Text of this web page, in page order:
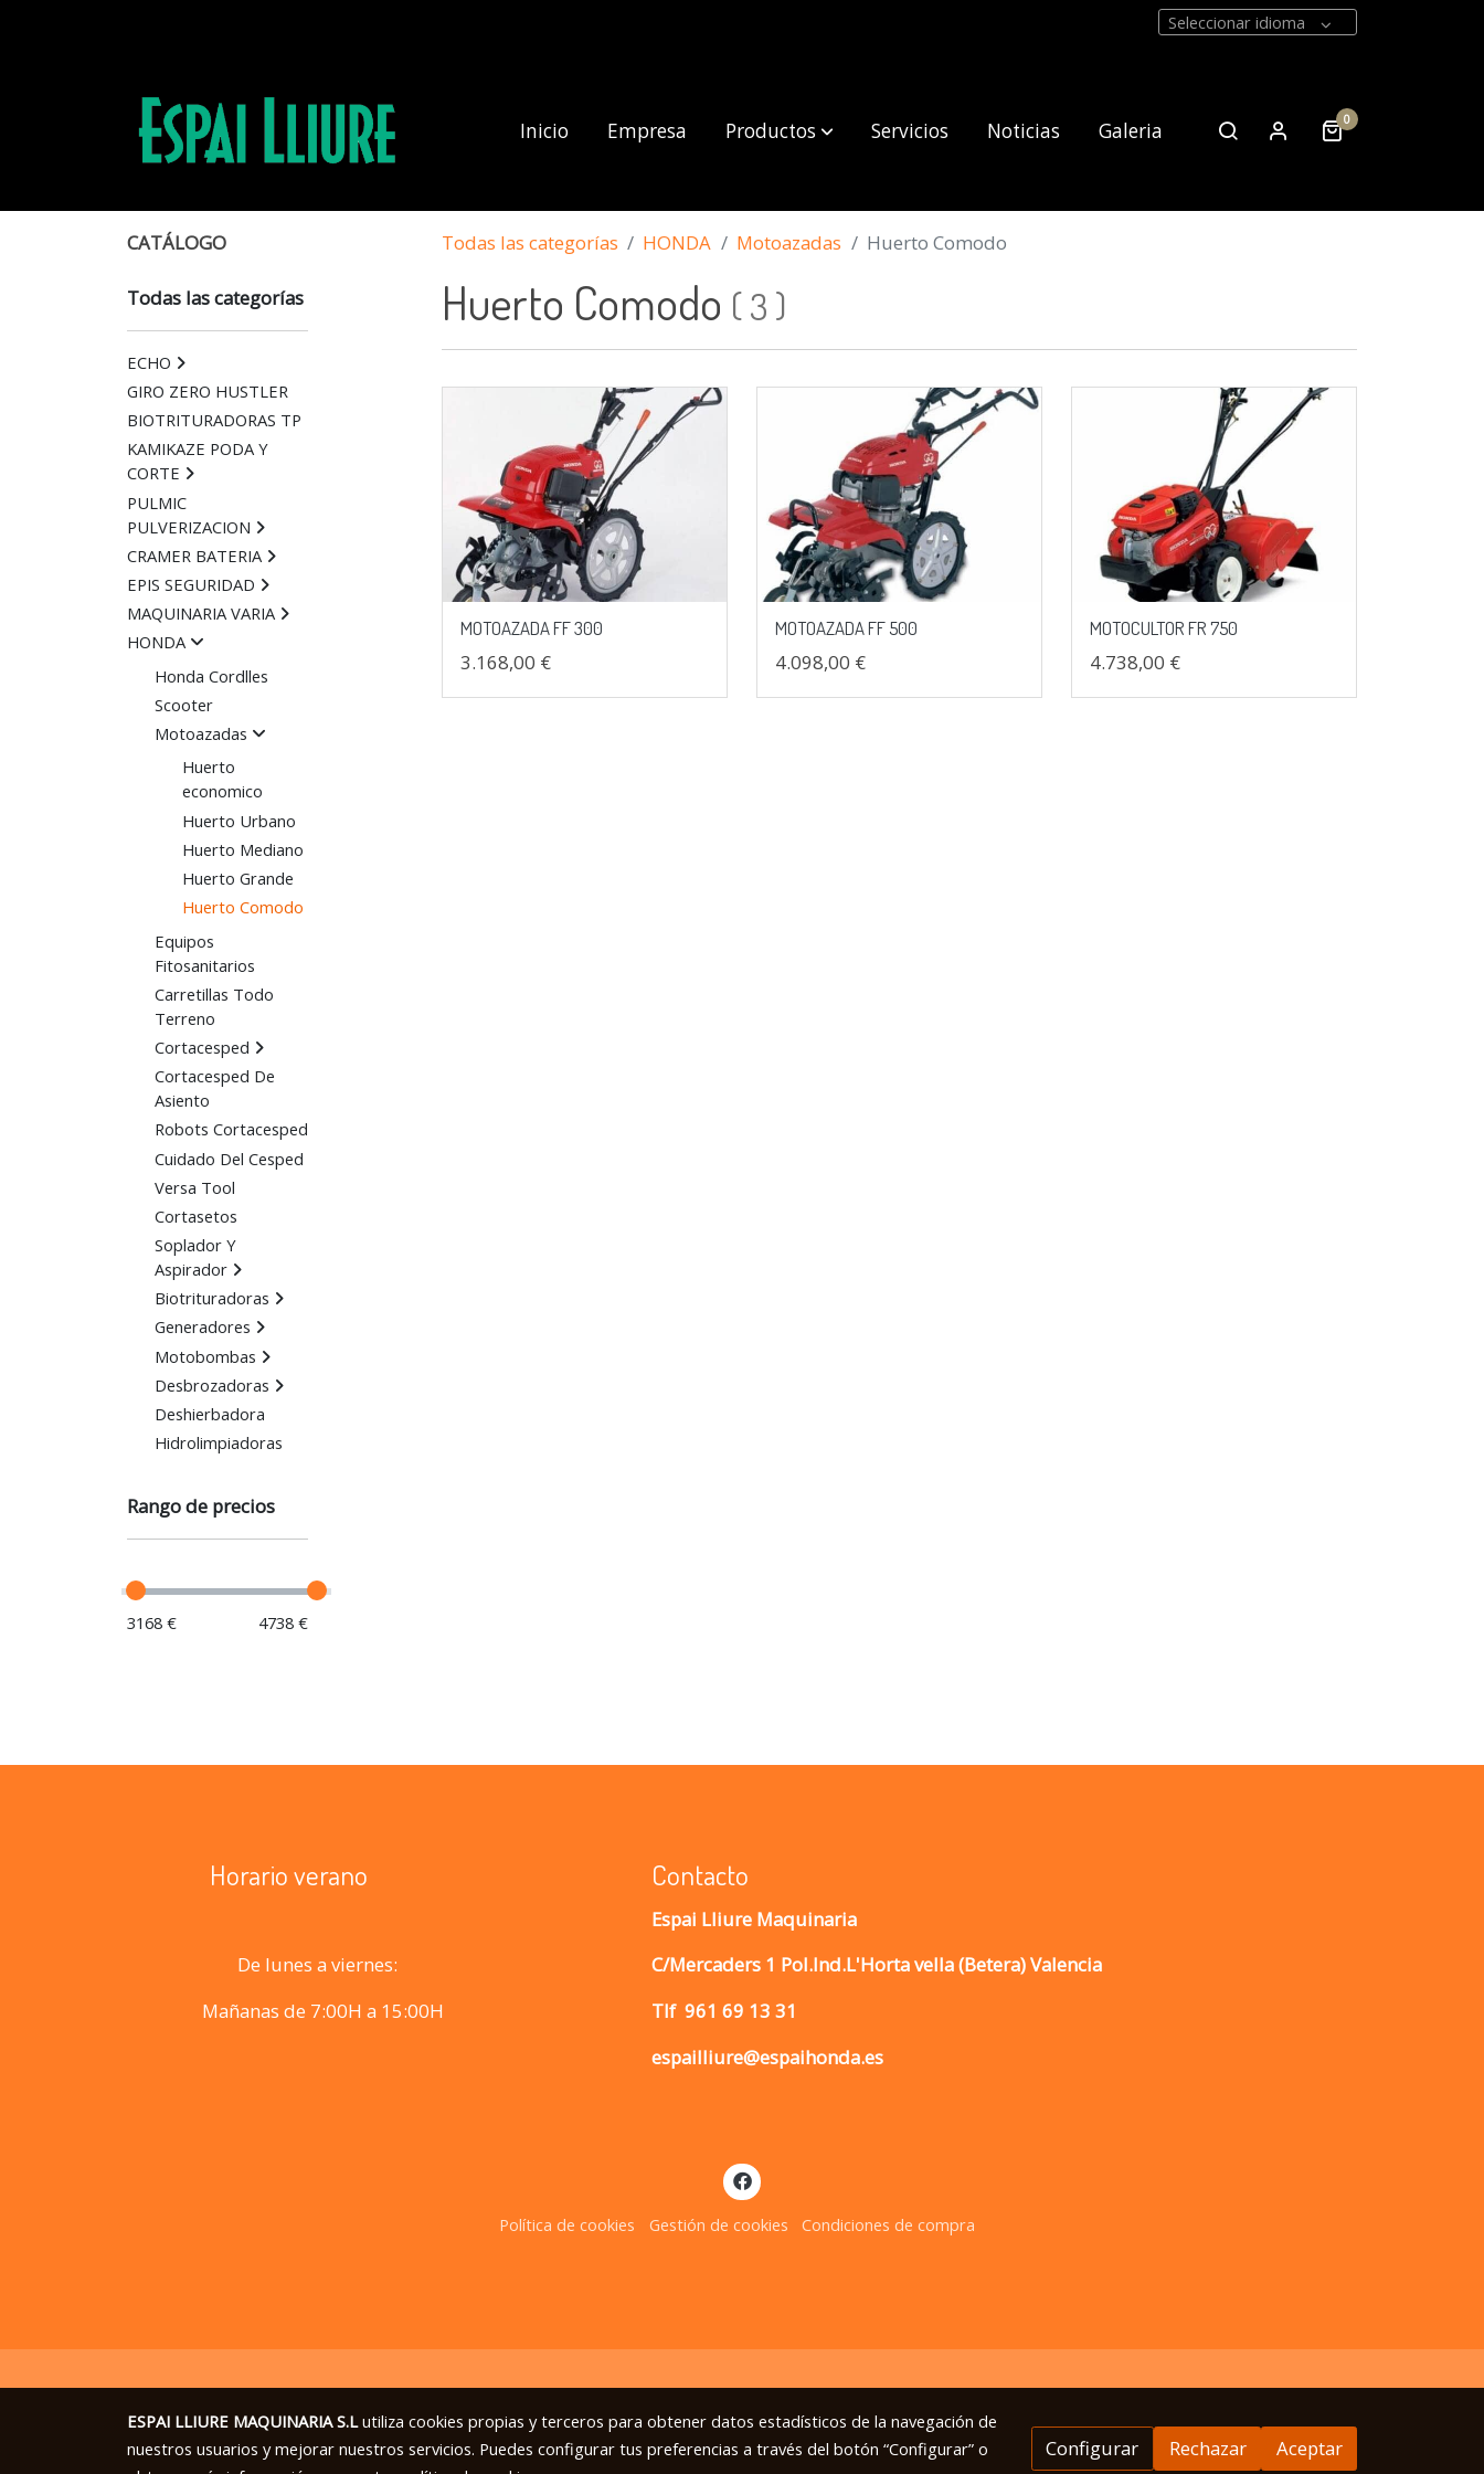
Seleccionar idioma
Inicio Empresa Productos Servicios Noticias Galeria 0
CATÁLOGO
Todas las categorías
ECHO
GIRO ZERO HUSTLER
BIOTRITURADORAS TP
KAMIKAZE PODA Y
CORTE
PULMIC
PULVERIZACION
CRAMER BATERIA
EPIS SEGURIDAD
MAQUINARIA VARIA
HONDA
Honda Cordlles
Scooter
Motoazadas
Huerto
economico
Huerto Urbano
Huerto Mediano
Huerto Grande
Huerto Comodo
Equipos
Fitosanitarios
Carretillas Todo
Terreno
Cortacesped
Cortacesped De
Asiento
Robots Cortacesped
Cuidado Del Cesped
Versa Tool
Cortasetos
Soplador Y
Aspirador
Biotrituradoras
Generadores
Motobombas
Desbrozadoras
Deshierbadora
Hidrolimpiadoras
Rango de precios
3168 € 4738 €
Todas las categorías HONDA Motoazadas Huerto Comodo
Huerto Comodo (3 )
MOTOAZADA FF 300
3.168,00 €
MOTOAZADA FF 500
4.098,00 €
MOTOCULTOR FR 750
4.738,00 €
Horario verano
De lunes a viernes:
Mañanas de 7:00H a 15:00H
Contacto
Espai Lliure Maquinaria
C/Mercaders 1 Pol.Ind.L'Horta vella (Betera) Valencia
Tlf 961 69 13 31
espailliure@espaihonda.es
Política de cookies Gestión de cookies Condiciones de compra
ESPAI LLIURE MAQUINARIA S.Lutiliza cookies propias y terceros para obtener datos estadísticos de la navegación de
nuestros usuarios y mejorar nuestros servicios. Puedes configurar tus preferencias a través del botón “Configurar” o
Configurar Rechazar Aceptar